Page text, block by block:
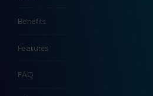
Benefits
Features
FAQ